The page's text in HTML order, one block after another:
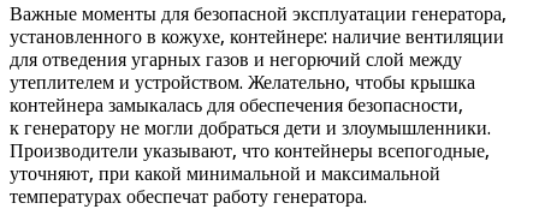
Важные моменты для безопасной эксплуатации генератора,
установленного в кожухе, контейнере: наличие вентиляции
для отведения угарных газов и негорючий слой между
утеплителем и устройством. Желательно, чтобы крышка
контейнера замыкалась для обеспечения безопасности,
к генератору не могли добраться дети и злоумышленники.
Производители указывают, что контейнеры всепогодные,
уточняют, при какой минимальной и максимальной
температурах обеспечат работу генератора.